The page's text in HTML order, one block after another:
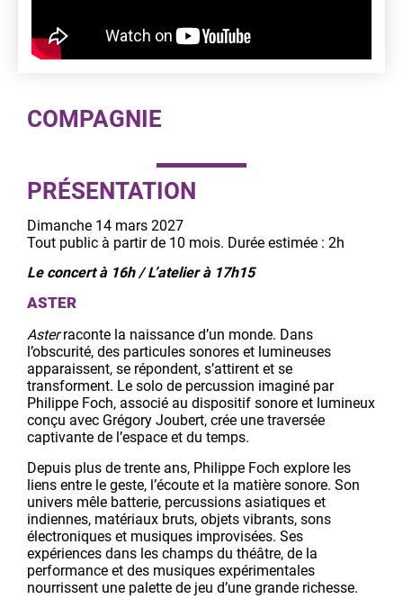
COMPAGNIE
PRÉSENTATION
Dimanche 14 mars 2027
Tout public à partir de 10 mois. Durée estimée : 2h
Le concert à 16h /L’atelier à 17h15
ASTER
Asterraconte la naissance d’un monde. Dans
l’obscurité, des particules sonores et lumineuses
apparaissent, se répondent, s’attirent et se
transforment. Le solo de percussion imaginé par
Philippe Foch, associé au dispositif sonore et lumineux
conçu avec Grégory Joubert, crée une traversée
captivante de l’espace et du temps.
Depuis plus de trente ans, Philippe Foch explore les
liens entre le geste, l’écoute et la matière sonore. Son
univers mêle batterie, percussions asiatiques et
indiennes, matériaux bruts, objets vibrants, sons
électroniques et musiques improvisées. Ses
expériences dans les champs du théâtre, de la
performance et des musiques expérimentales
nourrissent une palette de jeu d’une grande richesse.